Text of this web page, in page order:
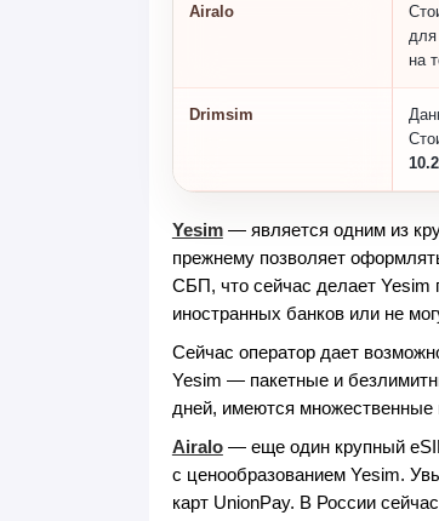
Airalo
на
Drimsim
Yesim— является одним из
прежнему позволяет
СБП, что сейчас делает Yesim
иностранных банков или не
Сейчас оператор дает
Yesim — пакетные и
дней, имеются множественные
Airalo— еще один крупный
с ценообразованием Yesim.
карт UnionPay. В России